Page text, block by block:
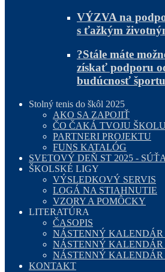
VÝZVA na
s ťažkým
?Stále máte
získať podporu
budúcnosť
Stolný tenis do škôl 2025
AKO SA ZAPOJIŤ
ČO ČAKÁ TVOJU ŠKOLU
PARTNERI PROJEKTU
FUNS KATALÓG
SVETOVÝ DEŇ ST 2025 -
ŠKOLSKÉ LIGY
VÝSLEDKOVÝ SERVIS
LOGÁ NA STIAHNUTIE
VZORY A POMÔCKY
LITERATÚRA
ČASOPIS
NÁSTENNÝ KALENDÁR
NÁSTENNÝ KALENDÁR
NÁSTENNÝ KALENDÁR
KONTAKT